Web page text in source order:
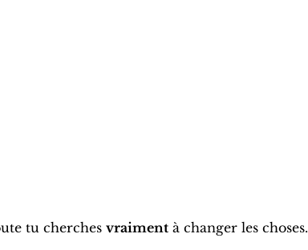
tu cherches vraimentà changer les choses.